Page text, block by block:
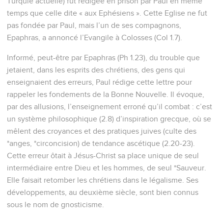
temps que celle dite « aux Ephésiens ». Cette Eglise ne fut
pas fondée par Paul, mais l’un de ses compagnons,
Epaphras, a annoncé l’Evangile à Colosses (Col 1.7).
Informé, peut-être par Epaphras (Ph 1.23), du trouble que
jetaient, dans les esprits des chrétiens, des gens qui
enseignaient des erreurs, Paul rédige cette lettre pour
rappeler les fondements de la Bonne Nouvelle. Il évoque,
par des allusions, l’enseignement erroné qu’il combat : c’est
un système philosophique (2.8) d’inspiration grecque, où se
mêlent des croyances et des pratiques juives (culte des
*anges, *circoncision) de tendance ascétique (2.20-23).
Cette erreur ôtait à Jésus-Christ sa place unique de seul
intermédiaire entre Dieu et les hommes, de seul *Sauveur.
Elle faisait retomber les chrétiens dans le légalisme. Ses
développements, au deuxième siècle, sont bien connus
sous le nom de gnosticisme.